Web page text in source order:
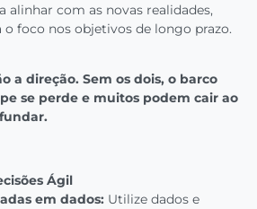
alinhar com as novas realidades,
o foco nos objetivos de longo prazo.
a direção. Sem os dois, o barco
se perde e muitos podem cair ao
Ágil
em dados: Utilize dados e